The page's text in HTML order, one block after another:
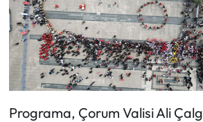
Programa, Çorum Valisi Ali